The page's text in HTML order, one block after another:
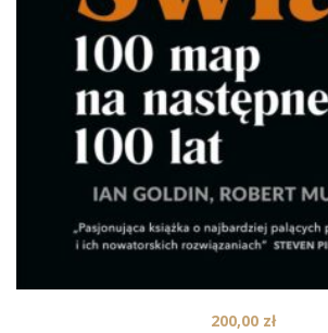
200,00 zł